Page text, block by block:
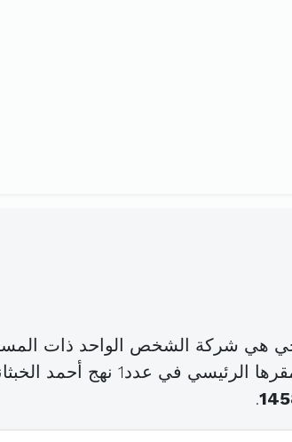
هي شركة الشخص الواحد ذات
عدد1 نهج أحمد الخبثاني شقة عدد6 عمارة بن فرج اريانة المدينة (
.